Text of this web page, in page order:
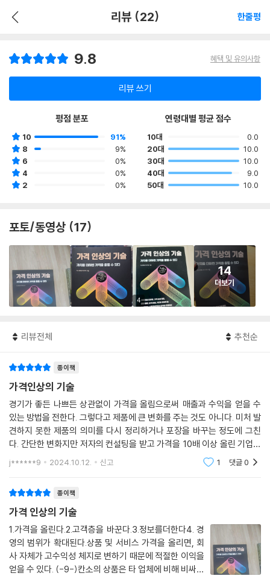
리뷰 (22) 한줄평
9.8 혜택 및 유의사항
리뷰 쓰기
평점 분포
10
91%
8
9%
6
0%
4
0%
2
0%
연령대별 평균 점수
10대
0.0
20대
10.0
30대
10.0
40대
9.0
50대
10.0
포토/동영상 (17)
4
14
더보기
리뷰전체 추천순
종이책
가격인상의 기술
경기가 좋든 나쁘든 상관없이 가격을 올림으로써 매출과 수익을 얻을 수
있는 방법을 전한다. 그렇다고 제품에 큰 변화를 주는 것도 아니다. 미처 발
견하지 못한 제품의 의미를 다시 정리하거나 포장을 바꾸는 정도에 그친
다. 간단한 변화지만 저자의 컨설팅을 받고 가격을 10배 이상 올린 기업도
있다고 한다. 저자의 컨설팅을 받은 기업들 대부분이 ‘그렇게 하면 고객이
떠나가는 게
j******9 2024.10.12. 신고 1 댓글0
종이책
가격 인상의 기술
1.가격을 올린다.2.고객층을 바꾼다.3.정보를더한다4. 경
영의 범위가 확대된다.상품 및 서비스 가격을 올리면, 회
사 자체가 고수익성 체지로 변하기 때문에 적절한 이익을
얻을 수 있다. (-9-)칸소의 상품은 타 업체에 비해 비싸지